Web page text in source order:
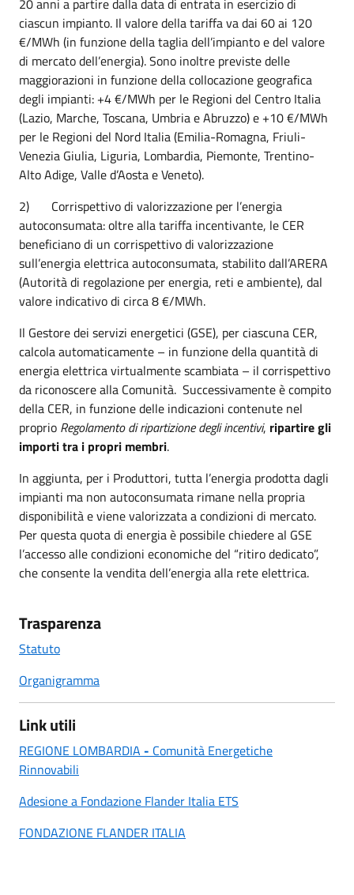
ciascun impianto. Il valore della tariffa va dai 60 ai 120
€/MWh (in funzione della taglia dell’impianto e del valore
di mercato dell’energia). Sono inoltre previste delle
maggiorazioni in funzione della collocazione geografica
degli impianti: +4 €/MWh per le Regioni del Centro Italia
(Lazio, Marche, Toscana, Umbria e Abruzzo) e +10 €/MWh
per le Regioni del Nord Italia (Emilia-Romagna, Friuli-
Venezia Giulia, Liguria, Lombardia, Piemonte, Trentino-
Alto Adige, Valle d’Aosta e Veneto).
2) Corrispettivo di valorizzazione per l’energia
autoconsumata: oltre alla tariffa incentivante, le CER
beneficiano di un corrispettivo di valorizzazione
sull’energia elettrica autoconsumata, stabilito dall’ARERA
(Autorità di regolazione per energia, reti e ambiente), dal
valore indicativo di circa 8 €/MWh.
Il Gestore dei servizi energetici (GSE), per ciascuna CER,
calcola automaticamente – in funzione della quantità di
energia elettrica virtualmente scambiata – il corrispettivo
da riconoscere alla Comunità. Successivamente è compito
della CER, in funzione delle indicazioni contenute nel
proprio Regolamento di ripartizione degli incentivi, ripartire gli
importi tra i propri membri.
In aggiunta, per i Produttori, tutta l’energia prodotta dagli
impianti ma non autoconsumata rimane nella propria
disponibilità e viene valorizzata a condizioni di mercato.
Per questa quota di energia è possibile chiedere al GSE
l’accesso alle condizioni economiche del “ritiro dedicato”,
che consente la vendita dell’energia alla rete elettrica.
Trasparenza
Statuto
Organigramma
Link utili
REGIONE LOMBARDIA - Comunità Energetiche
Rinnovabili
Adesione a Fondazione Flander Italia ETS
FONDAZIONE FLANDER ITALIA